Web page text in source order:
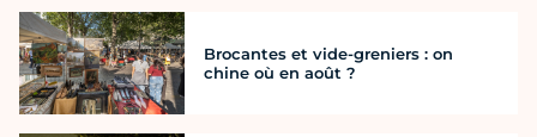
Brocantes et vide-greniers : on
chine où en août ?